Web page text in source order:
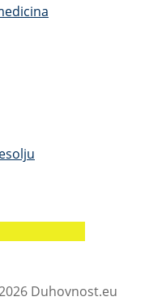
Duhovnost.eu